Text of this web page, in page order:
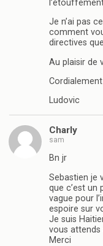
Je n’ai pas
comment
directives
Au plaisir de
Cordialement
Ludovic
Charly
sam
Bn jr
Sebastien je
que c’est un
vague pour
espoire sur
Je suis
vous attends
Merci